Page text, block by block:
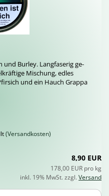
und Bur­ley. Lang­fa­se­rig ge­
Mi­schung, edles
und ein Hauch Grap­pa
(Versandkosten)
8,90 EUR
178,00 EUR pro kg
inkl. 19% MwSt. zzgl.Versand